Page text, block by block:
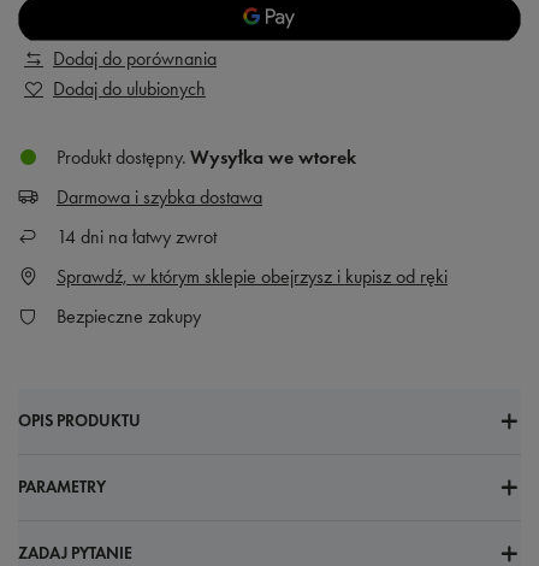
Dodaj do porównania
Dodaj do ulubionych
Produkt dostępny Wysyłka we wtorek
Darmowa i szybka dostawa
14 dni na łatwy zwrot
Sprawdź, w którym sklepie obejrzysz i kupisz od ręki
Bezpieczne zakupy
OPIS PRODUKTU
PARAMETRY
ZADAJ PYTANIE